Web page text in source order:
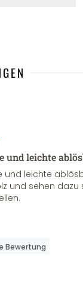
und leichte
und leichte
und sehen
Bewertung